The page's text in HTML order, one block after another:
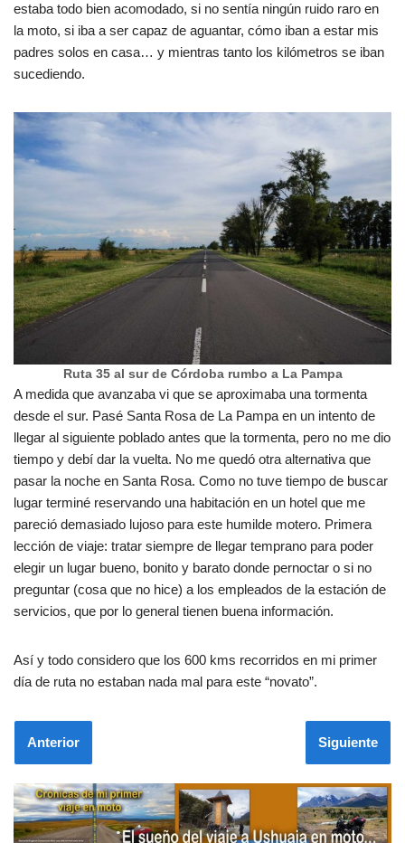
estaba todo bien acomodado, si no sentía ningún ruido raro en
la moto, si iba a ser capaz de aguantar, cómo iban a estar mis
padres solos en casa… y mientras tanto los kilómetros se iban
sucediendo.
Ruta 35 al sur de Córdoba rumbo a La Pampa
A medida que avanzaba vi que se aproximaba una tormenta
desde el sur. Pasé Santa Rosa de La Pampa en un intento de
llegar al siguiente poblado antes que la tormenta, pero no me dio
tiempo y debí dar la vuelta. No me quedó otra alternativa que
pasar la noche en Santa Rosa. Como no tuve tiempo de buscar
lugar terminé reservando una habitación en un hotel que me
pareció demasiado lujoso para este humilde motero. Primera
lección de viaje: tratar siempre de llegar temprano para poder
elegir un lugar bueno, bonito y barato donde pernoctar o si no
preguntar (cosa que no hice) a los empleados de la estación de
servicios, que por lo general tienen buena información.
Así y todo considero que los 600 kms recorridos en mi primer
día de ruta no estaban nada mal para este “novato”.
Anterior Siguiente